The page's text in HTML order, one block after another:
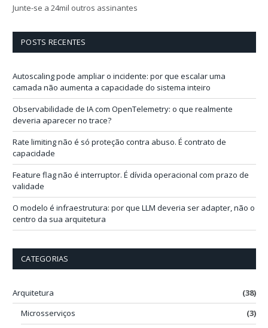
e
ç
i
Junte-se a 24mil outros assinantes
POSTS RECENTES
Autoscaling pode ampliar o incidente: por que escalar uma
camada não aumenta a capacidade do sistema inteiro
Observabilidade de IA com OpenTelemetry: o que realmente
deveria aparecer no trace?
Rate limiting não é só proteção contra abuso. É contrato de
capacidade
Feature flag não é interruptor. É dívida operacional com prazo de
validade
O modelo é infraestrutura: por que LLM deveria ser adapter, não o
centro da sua arquitetura
CATEGORIAS
Arquitetura
(38)
Microsserviços
(3)